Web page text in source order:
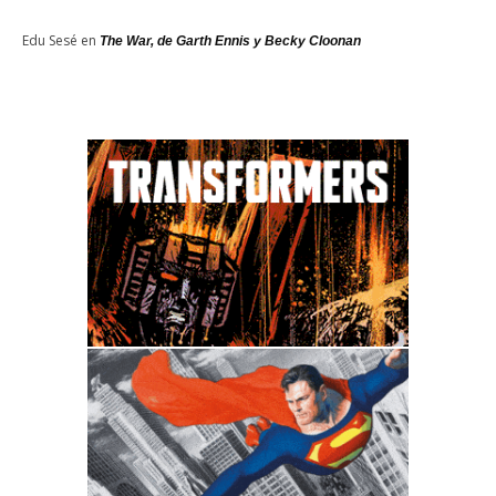
Edu Sesé en The War, de Garth Ennis y Becky Cloonan